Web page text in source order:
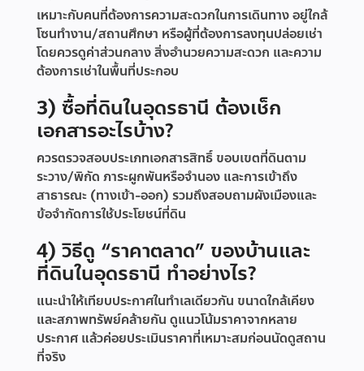
เหมาะกับคนที่ต้องการความสะดวกในการเดินทาง อยู่ใกล้
โซนทำงาน/สถานศึกษา หรือผู้ที่ต้องการลงทุนปล่อยเช่า
โดยควรดูค่าส่วนกลาง สิ่งอำนวยความสะดวก และความ
ต้องการเช่าในพื้นที่ประกอบ
3) ซื้อที่ดินในอุดรธานี ต้องเช็ก
เอกสารอะไรบ้าง?
ควรตรวจสอบประเภทเอกสารสิทธิ์ ขอบเขตที่ดินตาม
ระวาง/พิกัด ภาระผูกพันหรือจำนอง และการเข้าถึง
สาธารณะ (ทางเข้า-ออก) รวมถึงสอบถามผังเมืองและ
ข้อจำกัดการใช้ประโยชน์ที่ดิน
4) วิธีดู “ราคาตลาด” ของบ้านและ
ที่ดินในอุดรธานี ทำอย่างไร?
แนะนำให้เทียบประกาศในทำเลเดียวกัน ขนาดใกล้เคียง
และสภาพทรัพย์คล้ายกัน ดูแนวโน้มราคาจากหลาย
ประกาศ แล้วค่อยประเมินราคาที่เหมาะสมก่อนนัดดูสถาน
ที่จริง